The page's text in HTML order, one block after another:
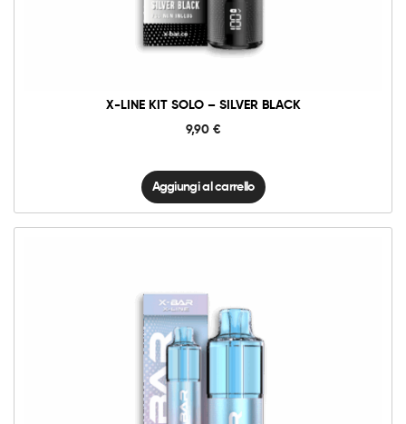
X-LINE KIT SOLO – SILVER BLACK
9,90 €
Silver
Black
Aggiungi al carrello